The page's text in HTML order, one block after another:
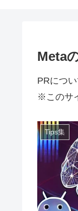
Meta
PRについ
※このサ
Tips集